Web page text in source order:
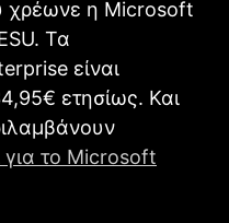
χρέωνε η Microsoft
Τα
είναι
ετησίως. Και
το Microsoft